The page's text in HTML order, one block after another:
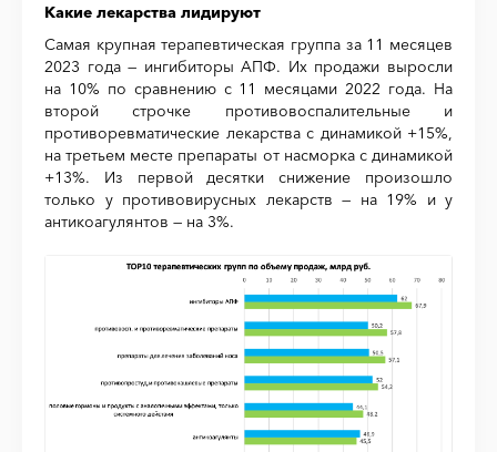
Какие лекарства лидируют
Самая крупная терапевтическая группа за 11 месяцев
2023 года — ингибиторы АПФ. Их продажи выросли
на 10% по сравнению с 11 месяцами 2022 года. На
второй строчке противовоспалительные и
противоревматические лекарства с динамикой +15%,
на третьем месте препараты от насморка с динамикой
+13%. Из первой десятки снижение произошло
только у противовирусных лекарств — на 19% и у
антикоагулянтов — на 3%.